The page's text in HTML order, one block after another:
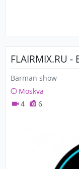
Barman show
Moskva
4
6